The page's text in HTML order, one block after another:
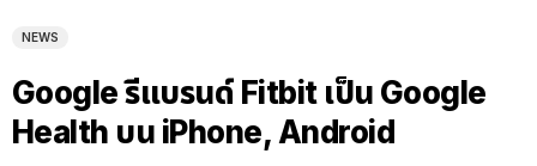
NEWS
Google รีแบรนด์ Fitbit เป็น Google
Health บน iPhone, Android